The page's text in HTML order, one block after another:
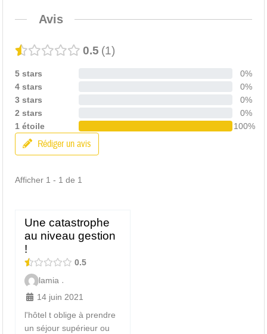
Avis
0.5 1
5 stars
0%
4 stars
0%
3 stars
0%
2 stars
0%
1 étoile
100%
Rédiger un avis
Afficher 1 - 1 de 1
Une catastrophe
au niveau gestion
!
0.5
lamia ·
14 juin 2021
l'hôtel t oblige à prendre
un séjour supérieur ou